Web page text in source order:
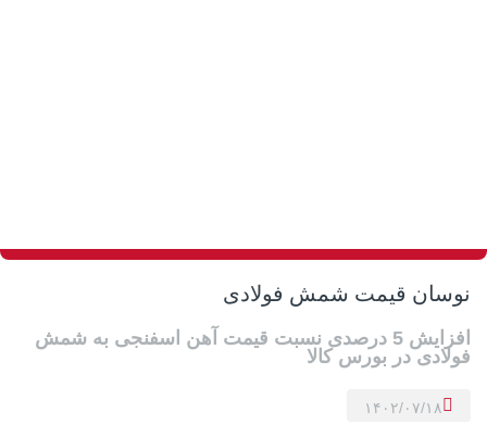
نوسان قیمت شمش فولادی
افزایش 5 درصدی نسبت قیمت آهن اسفنجی به شمش
فولادی در بورس کالا
۱۴۰۲/۰۷/۱۸